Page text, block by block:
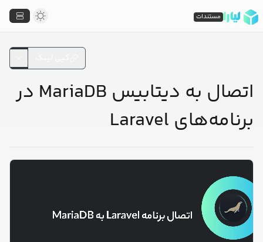
اتصال به دیتابیس MariaDB در
برنامه‌های Laravel
مستندات